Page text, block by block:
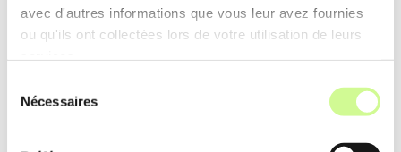
avec d'autres informations que vous leur avez fournies
ou qu'ils ont collectées lors de votre utilisation de leurs
Nécessaires
Analyse de Données Linguistiques
L’analyse de données linguistiques de Talkio AI
évalue les performances des utilisateurs,